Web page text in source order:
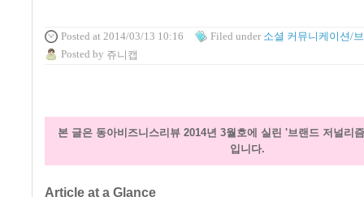
Posted at 2014/03/13 10:16 Filed under 소셜 커뮤니케이션/
Posted by 쥬니캡
본 글은 동아비즈니스리뷰 2014년 3월호에 실린 '브랜드 저널리
입니다.
Article at a Glance